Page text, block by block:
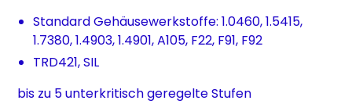
Standard Gehäusewerkstoffe: 1.0460, 1.5415,
1.7380, 1.4903, 1.4901, A105, F22, F91, F92
TRD421, SIL
bis zu 5 unterkritisch geregelte Stufen